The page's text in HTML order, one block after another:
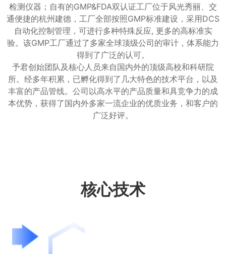
检测仪器；自有的GMP&FDA双认证工厂位于风光秀丽、交
通便捷的杭州建德，工厂全部按照GMP标准建设，采用DCS
自动化控制管理，可进行多种特殊反应, 更多的高标准实
验。该GMP工厂通过了多家全球顶级公司的审计，体系能力
得到了广泛的认可。
予君创始团队及核心人员来自国内外的顶级高校和科研院
所。经多年积累，已孵化得到了几大特色的技术平台，以及
丰富的产品管线。公司以高水平的产品质量和具竞争力的成
本优势，获得了国内外多家一流企业的优质业务，和客户的
广泛好评。
核心技术